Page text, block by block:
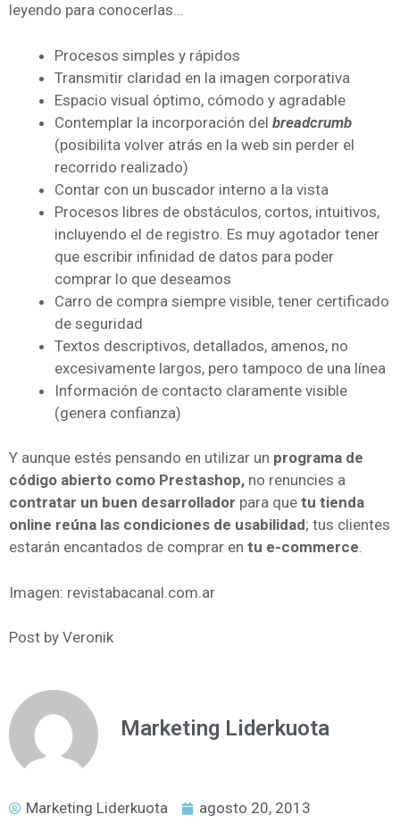
leyendo para conocerlas…
Procesos simples y rápidos
Transmitir claridad en la imagen corporativa
Espacio visual óptimo, cómodo y agradable
Contemplar la incorporación del breadcrumb
(posibilita volver atrás en la web sin perder el
recorrido realizado)
Contar con un buscador interno a la vista
Procesos libres de obstáculos, cortos, intuitivos,
incluyendo el de registro. Es muy agotador tener
que escribir infinidad de datos para poder
comprar lo que deseamos
Carro de compra siempre visible, tener certificado
de seguridad
Textos descriptivos, detallados, amenos, no
excesivamente largos, pero tampoco de una línea
Información de contacto claramente visible
(genera confianza)
Y aunque estés pensando en utilizar un programa de
código abierto como Prestashop, no renuncies a
contratar un buen desarrollador para que tu tienda
online reúna las condiciones de usabilidad; tus clientes
estarán encantados de comprar en tu e-commerce.
Imagen: revistabacanal.com.ar
Post by Veronik
Marketing Liderkuota
Marketing Liderkuota agosto 20, 2013